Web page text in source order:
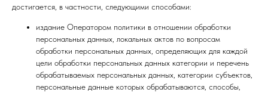
достигается, в частности, следующими способами:
издание Оператором политики в отношении обработки
персональных данных, локальных актов по вопросам
обработки персональных данных, определяющих для каждой
цели обработки персональных данных категории и перечень
обрабатываемых персональных данных, категории субъектов,
персональные данные которых обрабатываются, способы,